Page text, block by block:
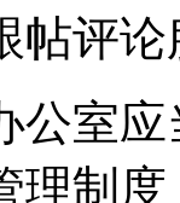
帖评
公室
理制